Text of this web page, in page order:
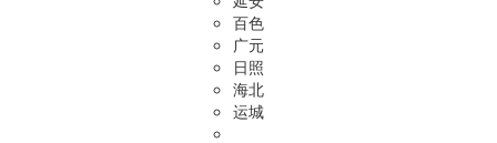
百色
广元
日照
海北
运城